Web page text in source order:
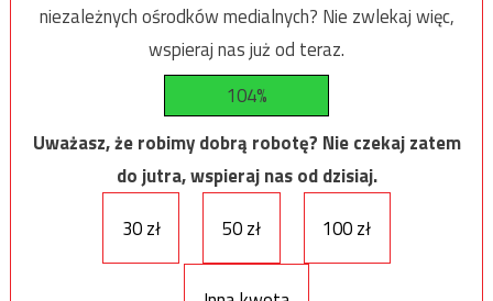
niezależnych ośrodków medialnych? Nie zwlekaj więc,
wspieraj nas już od teraz.
104%
Uważasz, że robimy dobrą robotę? Nie czekaj zatem
do jutra, wspieraj nas od dzisiaj.
30 zł
50 zł 100 zł